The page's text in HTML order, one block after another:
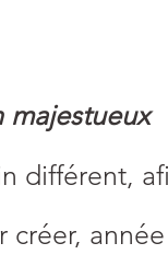
majestueux
différent,